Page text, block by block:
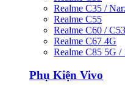
Realme C35 /
Realme C55
Realme C60 /
Realme C67 4G
Realme C85 5G /
Phụ Kiện Vivo